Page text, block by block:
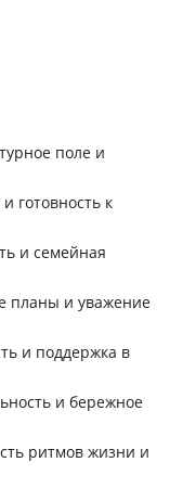
поле и
готовность к
и семейная
планы и уважение
и поддержка в
и бережное
ритмов жизни и